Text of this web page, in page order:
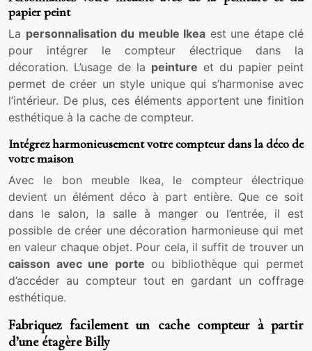
papier peint
La personnalisation du meuble Ikea est une étape clé
pour intégrer le compteur électrique dans la
décoration. L’usage de la peinture et du papier peint
permet de créer un style unique qui s’harmonise avec
l’intérieur. De plus, ces éléments apportent une finition
esthétique à la cache de compteur.
Intégrez harmonieusement votre compteur dans la déco de
votre maison
Avec le bon meuble Ikea, le compteur électrique
devient un élément déco à part entière. Que ce soit
dans le salon, la salle à manger ou l’entrée, il est
possible de créer une décoration harmonieuse qui met
en valeur chaque objet. Pour cela, il suffit de trouver un
caisson avec une porte ou bibliothèque qui permet
d’accéder au compteur tout en gardant un coffrage
esthétique.
Fabriquez facilement un cache compteur à partir
d’une étagère Billy